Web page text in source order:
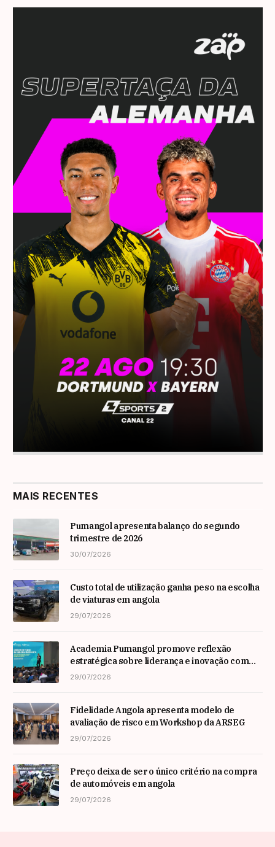
MAIS RECENTES
Pumangol apresenta balanço do segundo
trimestre de 2026
30/07/2026
Custo total de utilização ganha peso na escolha
de viaturas em angola
29/07/2026
Academia Pumangol promove reflexão
estratégica sobre liderança e inovação com
especialista internacional Nadim Habib
29/07/2026
Fidelidade Angola apresenta modelo de
avaliação de risco em Workshop da ARSEG
29/07/2026
Preço deixa de ser o único critério na compra
de automóveis em angola
29/07/2026